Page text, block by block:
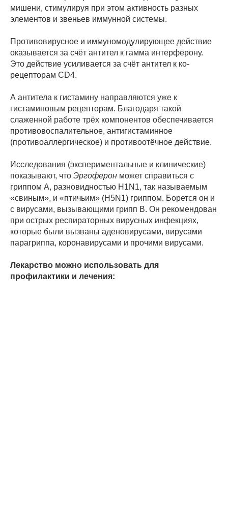
мишени, стимулируя при этом активность разных
элементов и звеньев иммунной системы.
Противовирусное и иммуномодулирующее действие
оказывается за счёт антител к гамма интерферону.
Это действие усиливается за счёт антител к ко-
рецепторам CD4.
А антитела к гистамину направляются уже к
гистаминовым рецепторам. Благодаря такой
слаженной работе трёх компонентов обеспечивается
противовоспалительное, антигистаминное
(противоаллергическое) и противоотёчное действие.
Исследования (экспериментальные и клинические)
показывают, что Эргоферон может справиться с
гриппом A, разновидностью H1N1, так называемым
«свиным», и «птичьим» (H5N1) гриппом. Борется он и
с вирусами, вызывающими грипп B. Он рекомендован
при острых респираторных вирусных инфекциях,
которые были вызваны аденовирусами, вирусами
парагриппа, коронавирусами и прочими вирусами.
Лекарство можно использовать для
профилактики и лечения: